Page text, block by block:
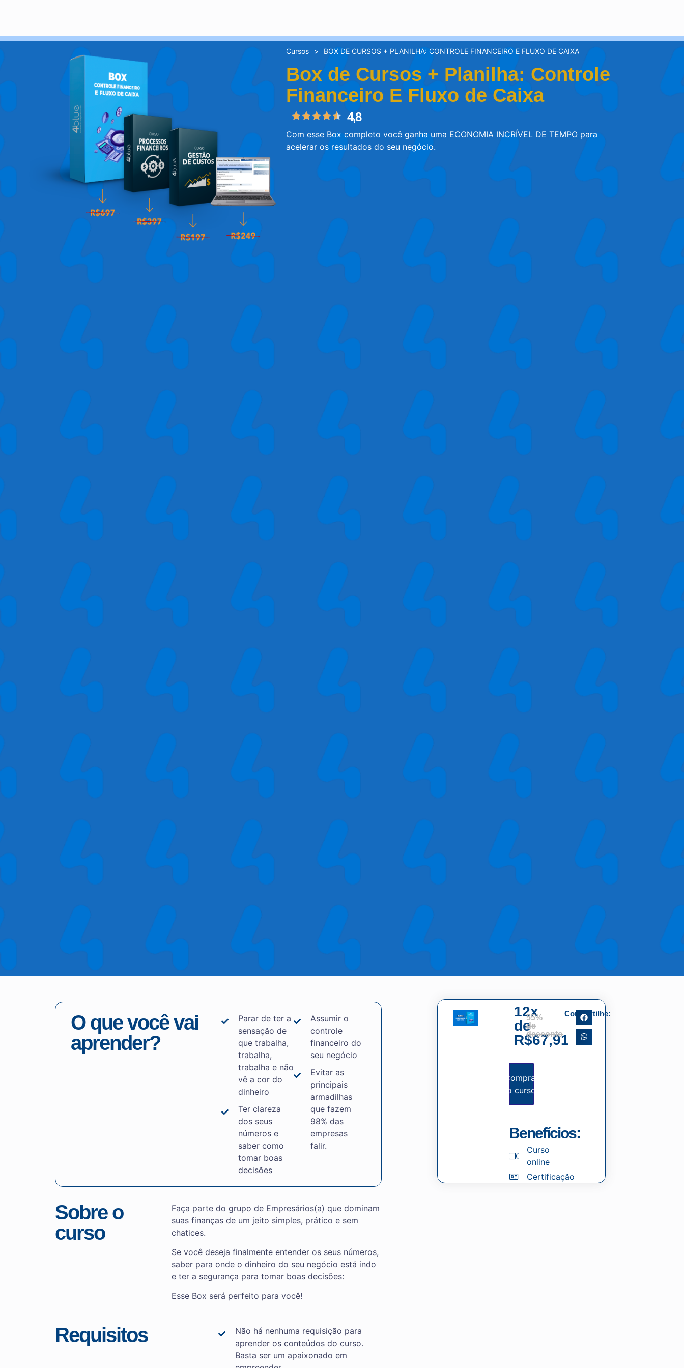
Cursos > BOX DE CURSOS + PLANILHA: CONTROLE FINANCEIRO E FLUXO DE CAIXA
Box de Cursos + Planilha: Controle
Financeiro E Fluxo de Caixa
4,8
Com esse Box completo você ganha uma ECONOMIA INCRÍVEL DE TEMPO para
acelerar os resultados do seu negócio.
O que você vai
aprender?
Parar de ter a
sensação de
que trabalha,
trabalha,
trabalha e não
vê a cor do
dinheiro
Ter clareza
dos seus
números e
saber como
tomar boas
decisões
Assumir o
controle
financeiro do
seu negócio
Evitar as
principais
armadilhas
que fazem
98% das
empresas
falir.
Sobre o
curso
Faça parte do grupo de Empresários(a) que dominam
suas finanças de um jeito simples, prático e sem
chatices.
Se você deseja finalmente entender os seus números,
saber para onde o dinheiro do seu negócio está indo
e ter a segurança para tomar boas decisões:
Esse Box será perfeito para você!
Requisitos
Não há nenhuma requisição para
aprender os conteúdos do curso.
Basta ser um apaixonado em
12x
de
R$67,91
55%
de
desconto
Comprar
o curso
Benefícios:
Curso
online
Certificação
Compartilhe: